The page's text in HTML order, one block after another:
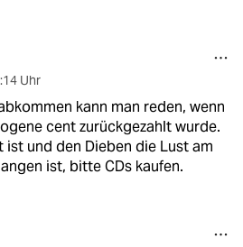
Uhr
kann man reden, wenn
cent zurückgezahlt wurde.
ist und den Dieben die Lust am
ist, bitte CDs kaufen.